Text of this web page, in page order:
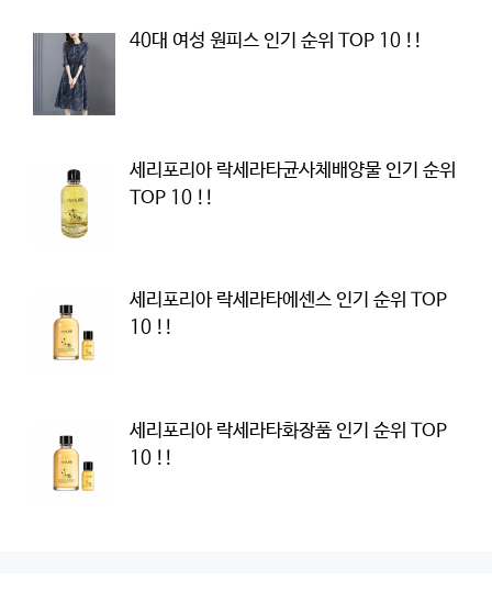
40대 여성 원피스 인기 순위 TOP 10 !!
세리포리아 락세라타균사체배양물 인기 순위
TOP 10 !!
세리포리아 락세라타에센스 인기 순위 TOP
10 !!
세리포리아 락세라타화장품 인기 순위 TOP
10 !!